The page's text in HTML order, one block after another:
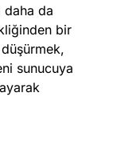
daha da
bir
sunucuya